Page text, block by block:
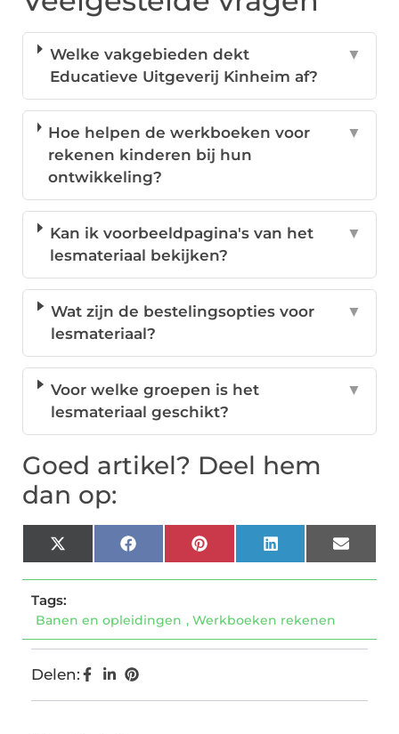
Welke vakgebieden dekt
Educatieve Uitgeverij Kinheim af?
▼
Hoe helpen de werkboeken voor
rekenen kinderen bij hun
ontwikkeling?
▼
Kan ik voorbeeldpagina's van het
lesmateriaal bekijken?
▼
Wat zijn de bestelingsopties voor
lesmateriaal?
▼
Voor welke groepen is het
lesmateriaal geschikt?
▼
Goed artikel? Deel hem
dan op:
X
(Twitter)
FacebookPinterestLinkedInEmail
Tags:
Banen en opleidingen , Werkboeken rekenen
Delen: